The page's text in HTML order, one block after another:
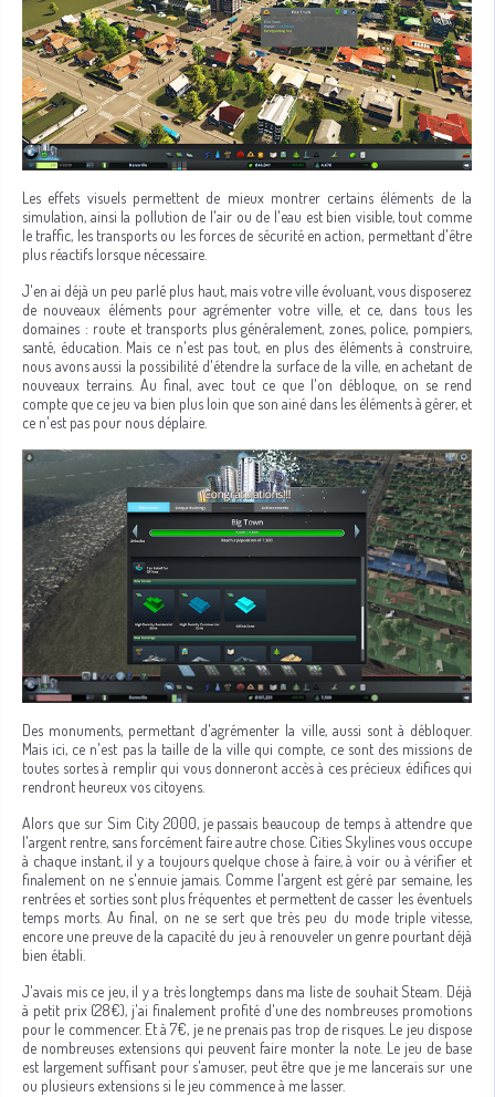
Les effets visuels permettent de mieux montrer certains éléments de la
simulation, ainsi la pollution de l'air ou de l'eau est bien visible, tout comme
le traffic, les transports ou les forces de sécurité en action, permettant d'être
plus réactifs lorsque nécessaire.
J'en ai déjà un peu parlé plus haut, mais votre ville évoluant, vous disposerez
de nouveaux éléments pour agrémenter votre ville, et ce, dans tous les
domaines : route et transports plus généralement, zones, police, pompiers,
santé, éducation. Mais ce n'est pas tout, en plus des éléments à construire,
nous avons aussi la possibilité d'étendre la surface de la ville, en achetant de
nouveaux terrains. Au final, avec tout ce que l'on débloque, on se rend
compte que ce jeu va bien plus loin que son ainé dans les éléments à gérer, et
ce n'est pas pour nous déplaire.
Des monuments, permettant d'agrémenter la ville, aussi sont à débloquer.
Mais ici, ce n'est pas la taille de la ville qui compte, ce sont des missions de
toutes sortes à remplir qui vous donneront accès à ces précieux édifices qui
rendront heureux vos citoyens.
Alors que sur Sim City 2000, je passais beaucoup de temps à attendre que
l'argent rentre, sans forcément faire autre chose. Cities Skylines vous occupe
à chaque instant, il y a toujours quelque chose à faire, à voir ou à vérifier et
finalement on ne s'ennuie jamais. Comme l'argent est géré par semaine, les
rentrées et sorties sont plus fréquentes et permettent de casser les éventuels
temps morts. Au final, on ne se sert que très peu du mode triple vitesse,
encore une preuve de la capacité du jeu à renouveler un genre pourtant déjà
bien établi.
J'avais mis ce jeu, il y a très longtemps dans ma liste de souhait Steam. Déjà
à petit prix (28€), j'ai finalement profité d'une des nombreuses promotions
pour le commencer. Et à 7€, je ne prenais pas trop de risques. Le jeu dispose
de nombreuses extensions qui peuvent faire monter la note. Le jeu de base
est largement suffisant pour s'amuser, peut être que je me lancerais sur une
ou plusieurs extensions si le jeu commence à me lasser.